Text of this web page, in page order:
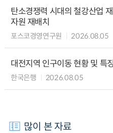
탄소경쟁력 시대의 철강산업
자원 재배치
포스코경영연구원 2026.08.05
대전지역 인구이동 현황 및 특
한국은행 2026.08.05
많이 본 자료